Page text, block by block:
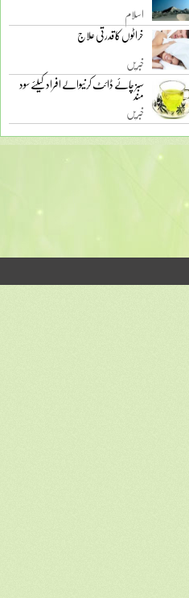
اسلام
خراٹوں کا قدرتی علاج
خبریں
سبز چائے ڈائٹ کرنیوالے افراد کیلئے سود
مند
خبریں